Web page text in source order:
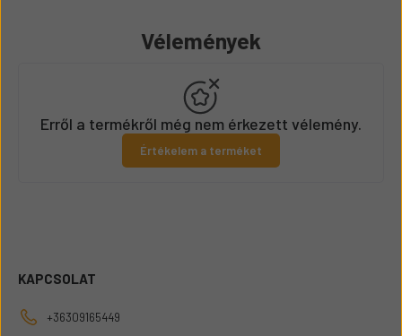
Vélemények
Erről a termékről még nem érkezett vélemény.
Értékelem a terméket
KAPCSOLAT
+36309165449